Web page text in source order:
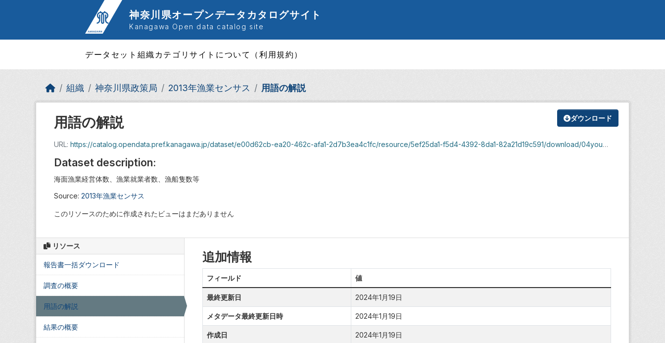
神奈川県オープンデータカタログサイト
Kanagawa Open data catalog site
データセット 組織 カテゴリサイトについて（利用規約）
組織 神奈川県政策局 2013年漁業センサス 用語の解説
ダウンロード
用語の解説
URL: https://catalog.opendata.pref.kanagawa.jp/dataset/e00d62cb-ea20-462c-afa1-2d7b3ea4c1fc/resource/5ef25da1-f5d4-4392-8da1-82a21d19c591/download/04yougo.pdf
Dataset description:
海面漁業経営体数、漁業就業者数、漁船隻数等
Source: 2013年漁業センサス
このリソースのために作成されたビューはまだありません
リソース
報告書一括ダウンロード
調査の概要
用語の解説
結果の概要
追加情報
フィールド 値
最終更新日 2024年1月19日
メタデータ最終更新日時 2024年1月19日
作成日 2024年1月19日